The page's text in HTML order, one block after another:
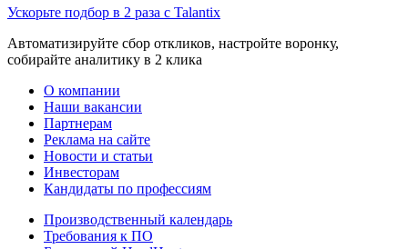
Ускорьте подбор в 2 раза с Talantix
Автоматизируйте сбор откликов, настройте воронку,
собирайте аналитику в 2 клика
О компании
Наши вакансии
Партнерам
Реклама на сайте
Новости и статьи
Инвесторам
Кандидаты по профессиям
Производственный календарь
Требования к ПО